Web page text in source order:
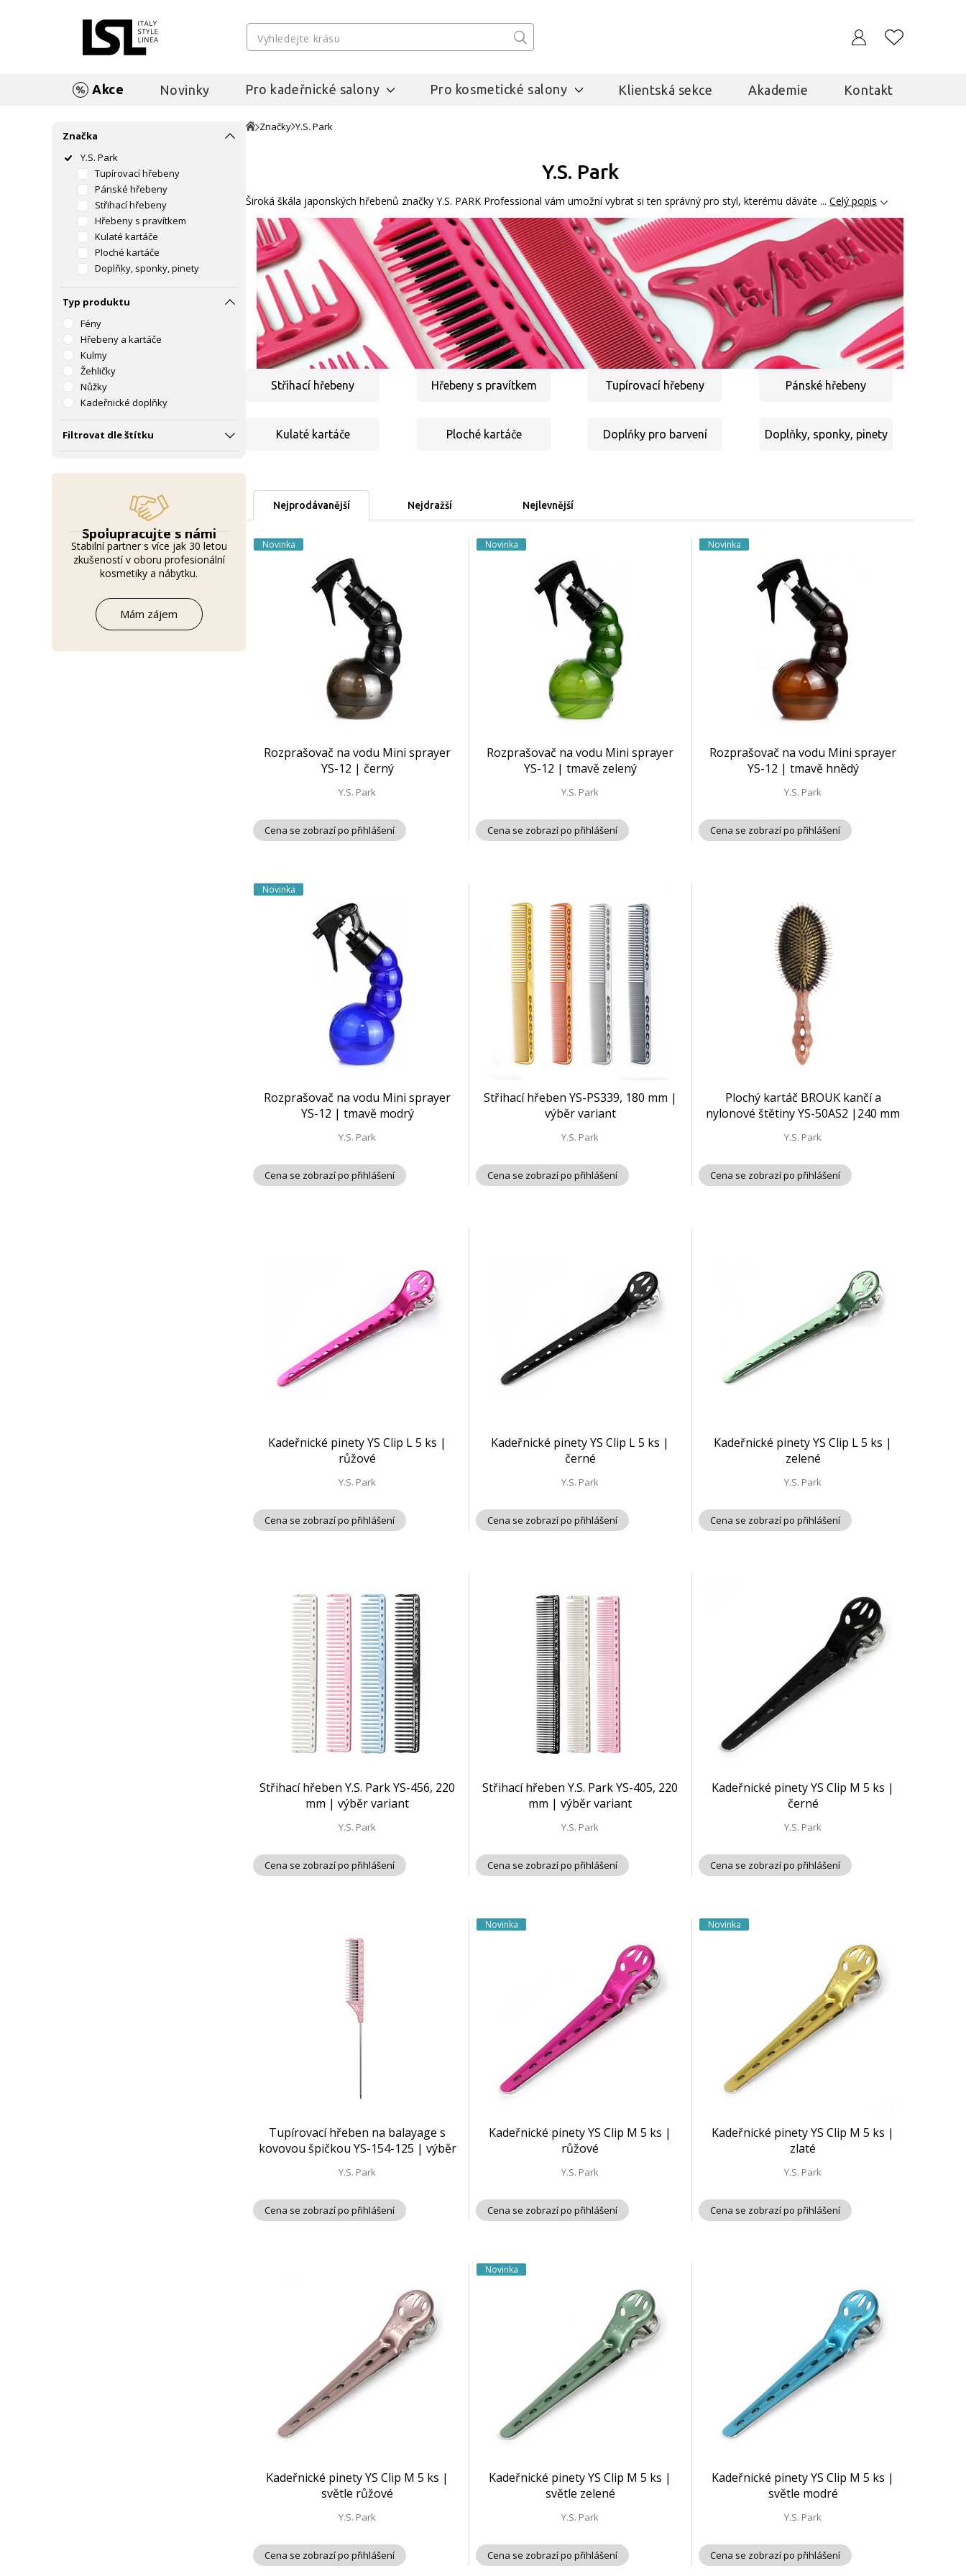
Akce Novinky Pro kadeřnické salony Pro kosmetické salony Klientská sekce Akademie Kontakt
Značka
Y.S. Park
Tupírovací hřebeny
Pánské hřebeny
Střihací hřebeny
Hřebeny s pravítkem
Kulaté kartáče
Ploché kartáče
Doplňky, sponky, pinety
Doplňky pro barvení
Typ produktu
Fény
Hřebeny a kartáče
Kulmy
Žehličky
Nůžky
Kadeřnické doplňky
Filtrovat dle štítku
Spolupracujte s námi
Stabilní partner s více jak 30 letou
zkušeností v oboru profesionální
kosmetiky a nábytku.
Mám zájem
Značky Y.S. Park
Y.S. Park
Široká škála japonských hřebenů značky Y.S. PARK Professional vám umožní vybrat si ten správný pro styl, kterému dáváte ... Celý popis
Střihací hřebeny Hřebeny s pravítkem Tupírovací hřebeny Pánské hřebeny
Kulaté kartáče Ploché kartáče Doplňky pro barvení Doplňky, sponky, pinety
Nejprodávanější Nejdražší Nejlevnější
Novinka
Rozprašovač na vodu Mini sprayer
YS-12 | černý
Y.S. Park
Cena se zobrazí po přihlášení
Novinka
Rozprašovač na vodu Mini sprayer
YS-12 | tmavě zelený
Y.S. Park
Cena se zobrazí po přihlášení
Novinka
Rozprašovač na vodu Mini sprayer
YS-12 | tmavě hnědý
Y.S. Park
Cena se zobrazí po přihlášení
Novinka
Rozprašovač na vodu Mini sprayer
YS-12 | tmavě modrý
Y.S. Park
Cena se zobrazí po přihlášení
Střihací hřeben YS-PS339, 180 mm |
výběr variant
Y.S. Park
Cena se zobrazí po přihlášení
Plochý kartáč BROUK kančí a
nylonové štětiny YS-50AS2 |240 mm
Y.S. Park
Cena se zobrazí po přihlášení
Kadeřnické pinety YS Clip L 5 ks |
růžové
Y.S. Park
Cena se zobrazí po přihlášení
Kadeřnické pinety YS Clip L 5 ks |
černé
Y.S. Park
Cena se zobrazí po přihlášení
Kadeřnické pinety YS Clip L 5 ks |
zelené
Y.S. Park
Cena se zobrazí po přihlášení
Střihací hřeben Y.S. Park YS-456, 220
mm | výběr variant
Y.S. Park
Cena se zobrazí po přihlášení
Střihací hřeben Y.S. Park YS-405, 220
mm | výběr variant
Y.S. Park
Cena se zobrazí po přihlášení
Kadeřnické pinety YS Clip M 5 ks |
černé
Y.S. Park
Cena se zobrazí po přihlášení
Tupírovací hřeben na balayage s
kovovou špičkou YS-154-125 | výběr
Y.S. Park
Cena se zobrazí po přihlášení
Novinka
Kadeřnické pinety YS Clip M 5 ks |
růžové
Y.S. Park
Cena se zobrazí po přihlášení
Novinka
Kadeřnické pinety YS Clip M 5 ks |
zlaté
Y.S. Park
Cena se zobrazí po přihlášení
Kadeřnické pinety YS Clip M 5 ks |
světle růžové
Y.S. Park
Cena se zobrazí po přihlášení
Novinka
Kadeřnické pinety YS Clip M 5 ks |
světle zelené
Y.S. Park
Cena se zobrazí po přihlášení
Kadeřnické pinety YS Clip M 5 ks |
světle modré
Y.S. Park
Cena se zobrazí po přihlášení